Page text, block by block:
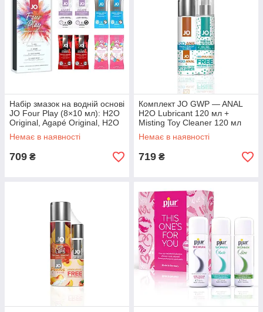
Набір змазок на водній основі
JO Four Play (8×10 мл): H2O
Original, Agapé Original, H2O
Strawberry K
Немає в наявності
709 ₴
Комплект JO GWP — ANAL
H2O Lubricant 120 мл +
Misting Toy Cleaner 120 мл
Немає в наявності
719 ₴